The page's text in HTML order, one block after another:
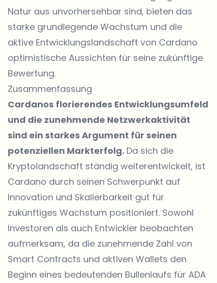
Natur aus unvorhersehbar sind, bieten das
starke grundlegende Wachstum und die
aktive Entwicklungslandschaft von Cardano
optimistische Aussichten für seine zukünftige
Bewertung.
Zusammenfassung
Cardanos florierendes Entwicklungsumfeld
und die zunehmende Netzwerkaktivität
sind ein starkes Argument für seinen
potenziellen Markterfolg. Da sich die
Kryptolandschaft ständig weiterentwickelt, ist
Cardano durch seinen Schwerpunkt auf
Innovation und Skalierbarkeit gut für
zukünftiges Wachstum positioniert. Sowohl
Investoren als auch Entwickler beobachten
aufmerksam, da die zunehmende Zahl von
Smart Contracts und aktiven Wallets den
Beginn eines bedeutenden Bullenlaufs für ADA